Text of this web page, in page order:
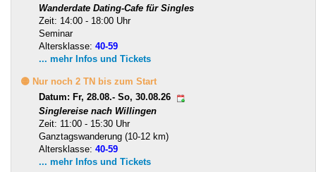
Wanderdate Dating-Cafe für Singles
Zeit: 14:00 - 18:00 Uhr
Seminar
Altersklasse: 40-59
... mehr Infos und Tickets
🟡 Nur noch 2 TN bis zum Start
Datum: Fr, 28.08.- So, 30.08.26
Singlereise nach Willingen
Zeit: 11:00 - 15:30 Uhr
Ganztagswanderung (10-12 km)
Altersklasse: 40-59
... mehr Infos und Tickets